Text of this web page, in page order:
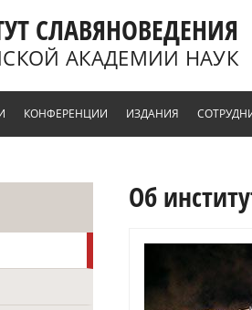
СЛАВЯНОВЕДЕНИЯ
АКАДЕМИИ НАУК
КОНФЕРЕНЦИИ ИЗДАНИЯ
Об